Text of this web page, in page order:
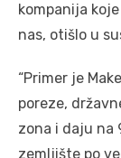
kompanija
nas, otišlo u
“Primer je
poreze,
zona i daju
zemljište po